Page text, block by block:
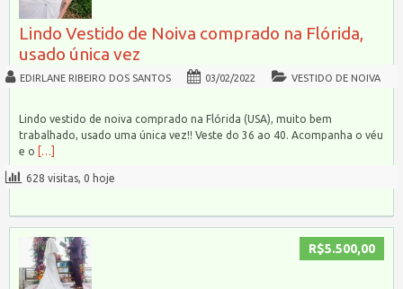
Lindo Vestido de Noiva comprado na Flórida,
usado única vez
EDIRLANE RIBEIRO DOS SANTOS 03/02/2022 VESTIDO DE NOIVA
Lindo vestido de noiva comprado na Flórida (USA), muito bem
trabalhado, usado uma única vez!! Veste do 36 ao 40. Acompanha o véu
e o
[…]
628 visitas, 0 hoje
R$5.500,00